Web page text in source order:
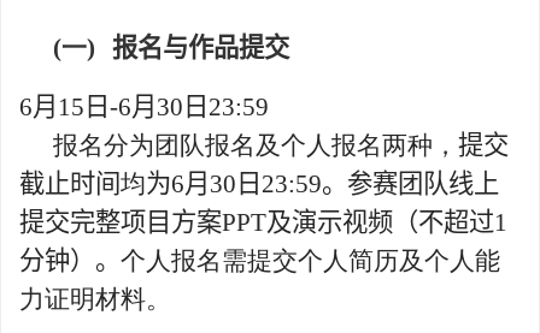
(一) 报名与作品提交
6月 15 日 -6月 30 日 23:59
报名分为团队报名及个人报名两种， 提交
截止时间均为6月 30 日 23:59。 参赛团队线上
提交完整项目方案PPT及演示视频（不超过1
分钟）。 个人报名需提交个人简历及个人能
力证明材料。